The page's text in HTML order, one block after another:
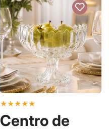
★★★★★
Centro de